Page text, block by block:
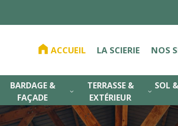
ACCUEIL LA SCIERIE NOS
3
BARDAGE &
FAÇADE
3
TERRASSE &
EXTÉRIEUR
SOL